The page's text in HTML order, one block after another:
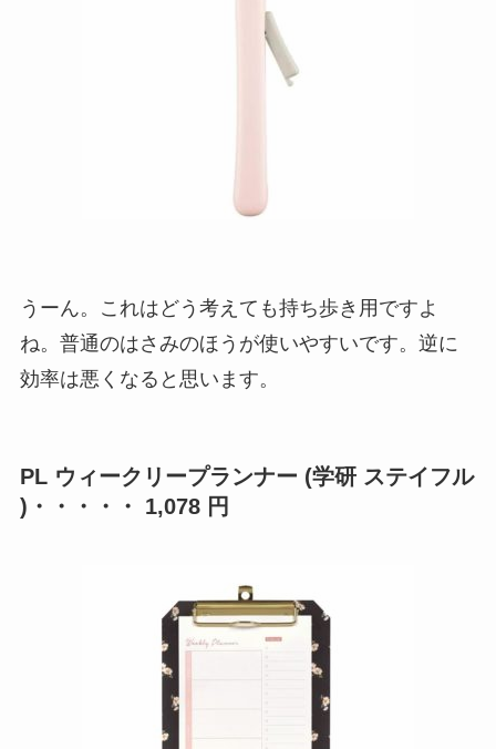
うーん。これはどう考えても持ち歩き用ですよ
ね。普通のはさみのほうが使いやすいです。逆に
効率は悪くなると思います。
PL ウィークリープランナー (学研 ステイフル
)・・・・・ 1,078 円